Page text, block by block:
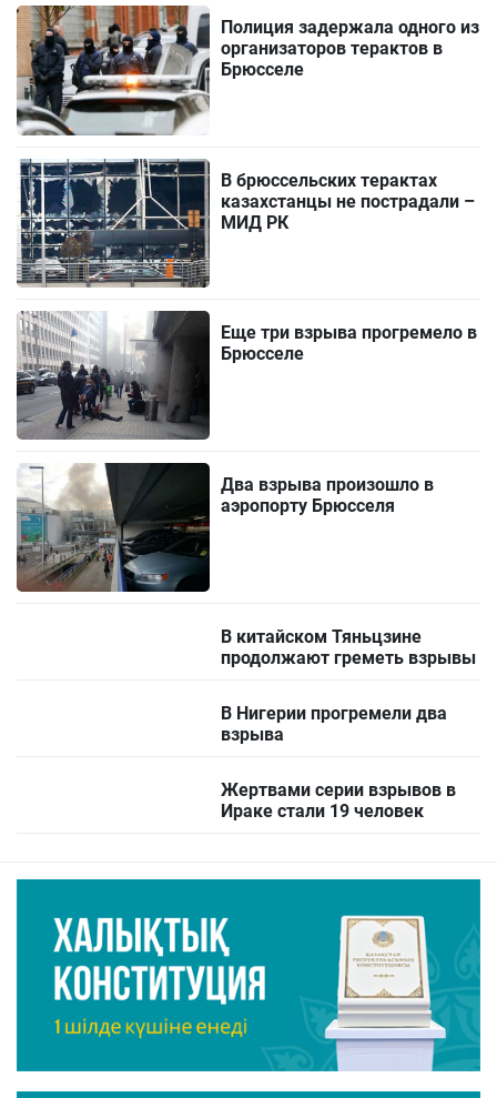
Полиция задержала одного из
организаторов терактов в
Брюсселе
В брюссельских терактах
казахстанцы не пострадали –
МИД РК
Еще три взрыва прогремело в
Брюсселе
Два взрыва произошло в
аэропорту Брюсселя
В китайском Тяньцзине
продолжают греметь взрывы
В Нигерии прогремели два
взрыва
Жертвами серии взрывов в
Ираке стали 19 человек